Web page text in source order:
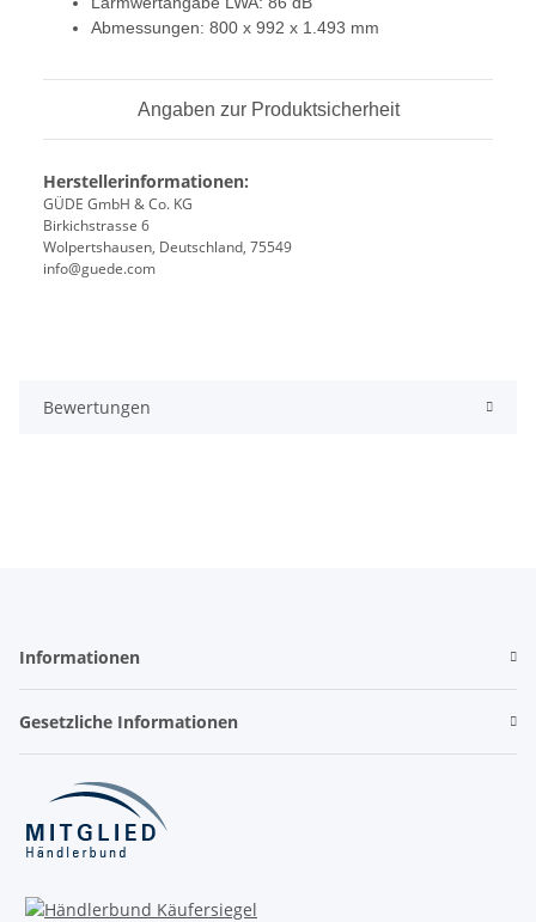
Abmessungen: 800 x 992 x 1.493 mm
Angaben zur Produktsicherheit
Herstellerinformationen:
GÜDE GmbH & Co. KG
Birkichstrasse 6
Wolpertshausen, Deutschland, 75549
info@guede.com
Bewertungen
Informationen
Gesetzliche Informationen